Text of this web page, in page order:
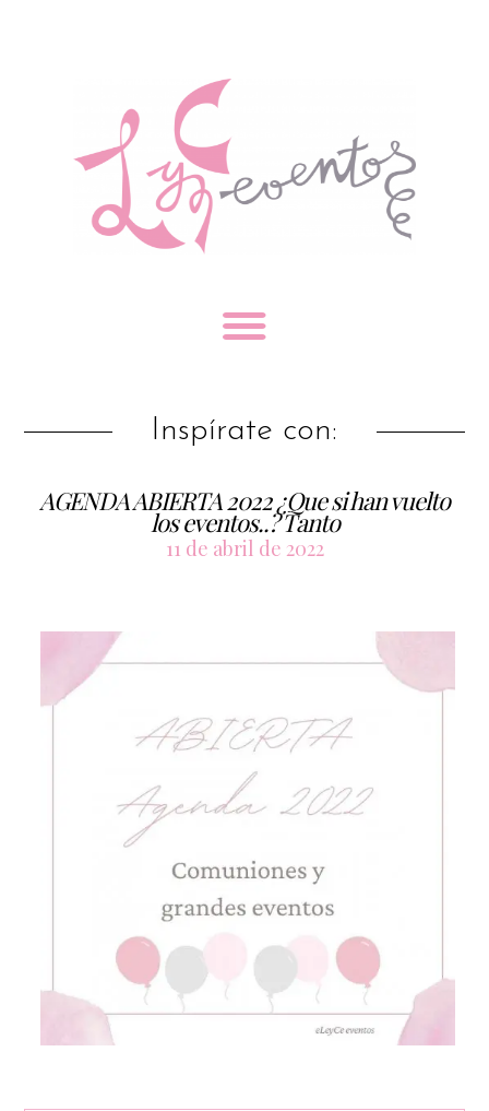
Inspírate con:
AGENDA ABIERTA 2022 ¿Que si han vuelto
los eventos..? Tanto
11 de abril de 2022